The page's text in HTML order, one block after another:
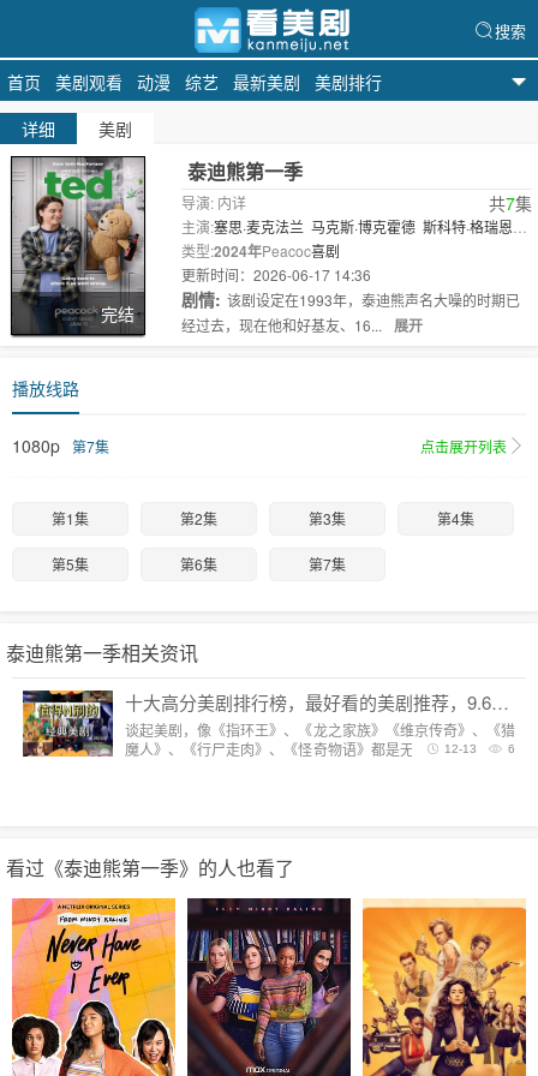
首页 美剧观看 动漫 综艺 最新美剧 美剧排行
搜索
详细 美剧
完结
泰迪熊第一季
共7集
导演: 内详
主演:塞思·麦克法兰 马克斯·博克霍德 斯科特·格瑞恩
斯 阿兰娜·乌巴赫 乔琪亚·惠格姆
类型:2024年Peacoc喜剧
更新时间：2026-06-17 14:36
剧情: 该剧设定在1993年，泰迪熊声名大噪的时期已
经过去，现在他和好基友、16...
展开
播放线路
1080p 第7集 点击展开列表
第1集 第2集 第3集 第4集
第5集 第6集 第7集
泰迪熊第一季相关资讯
十大高分美剧排行榜，最好看的美剧推荐，9.6分神剧扎堆
谈起美剧，像《指环王》、《龙之家族》《维京传奇》、《猎
魔人》、《行尸走肉》、《怪奇物语》都是无法复制的经典，
6
12-13
看过《泰迪熊第一季》的人也看了